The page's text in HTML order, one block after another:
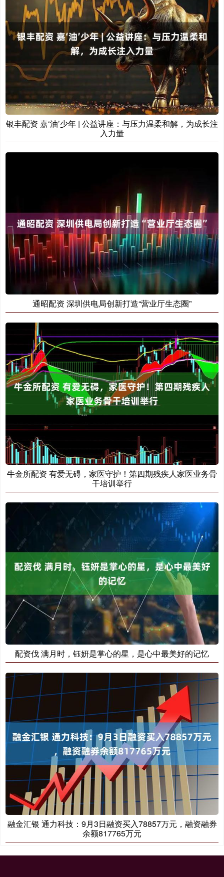
银丰配资 嘉‘油’少年 | 公益讲座：与压力温柔和解，为成长注
入力量
通昭配资 深圳供电局创新打造“营业厅生态圈”
牛金所配资 有爱无碍，家医守护！第四期残疾人家医业务骨
干培训举行
配资伐 满月时，钰妍是掌心的星，是心中最美好的记忆
融金汇银 通力科技：9月3日融资买入78857万元，融资融券
余额817765万元